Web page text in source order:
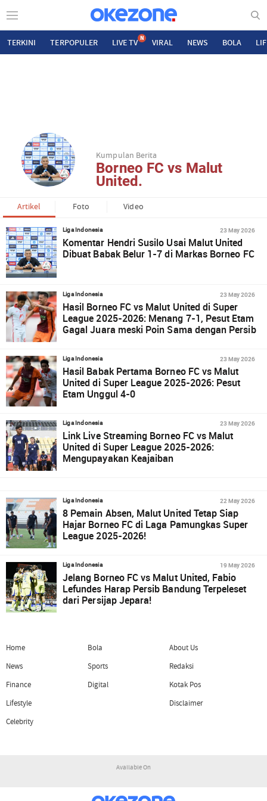
TERKINI TERPOPULER LIVE TV N VIRAL NEWS BOLA
Kumpulan Berita
Borneo FC vs Malut
United.
Artikel Foto Video
Liga Indonesia 23 May 2026
Komentar Hendri Susilo Usai Malut United
Dibuat Babak Belur 1-7 di Markas Borneo FC
Liga Indonesia 23 May 2026
Hasil Borneo FC vs Malut United di Super
League 2025-2026: Menang 7-1, Pesut Etam
Gagal Juara meski Poin Sama dengan Persib
Liga Indonesia 23 May 2026
Hasil Babak Pertama Borneo FC vs Malut
United di Super League 2025-2026: Pesut
Etam Unggul 4-0
Liga Indonesia 23 May 2026
Link Live Streaming Borneo FC vs Malut
United di Super League 2025-2026:
Mengupayakan Keajaiban
Liga Indonesia 22 May 2026
8 Pemain Absen, Malut United Tetap Siap
Hajar Borneo FC di Laga Pamungkas Super
League 2025-2026!
Liga Indonesia 19 May 2026
Jelang Borneo FC vs Malut United, Fabio
Lefundes Harap Persib Bandung Terpeleset
dari Persijap Jepara!
Home
News
Finance
Lifestyle
Celebrity
Bola
Sports
Digital
About Us
Redaksi
Kotak Pos
Disclaimer
Available On